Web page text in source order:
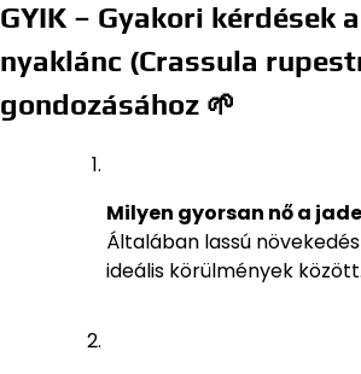
GYIK – Gyakori kérdések
nyaklánc (Crassula
gondozásához 🌱
Milyen gyorsan nő a
Általában lassú
ideális körülmények között.